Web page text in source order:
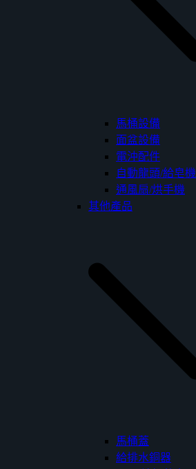
馬桶設備
面盆設備
電沖配件
自動龍頭/給皂機
通風扇/烘手機
其他產品
馬桶蓋
給排水銅器